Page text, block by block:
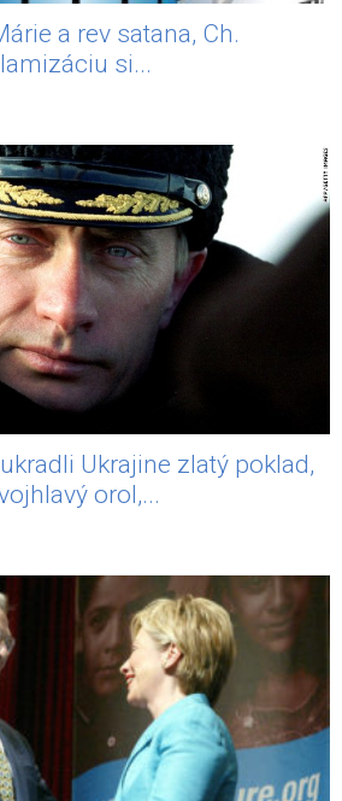
a rev satana, Ch.
si...
Ukrajine zlatý poklad,
orol,...